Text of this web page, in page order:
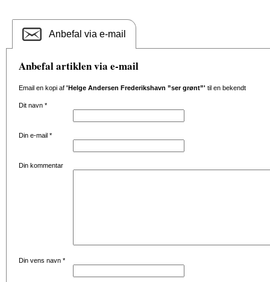
Anbefal via e-mail
Anbefal artiklen via e-mail
Email en kopi af 'Helge Andersen Frederikshavn ”ser grønt”' til en bekendt
Dit navn *
Din e-mail *
Din kommentar
Din vens navn *